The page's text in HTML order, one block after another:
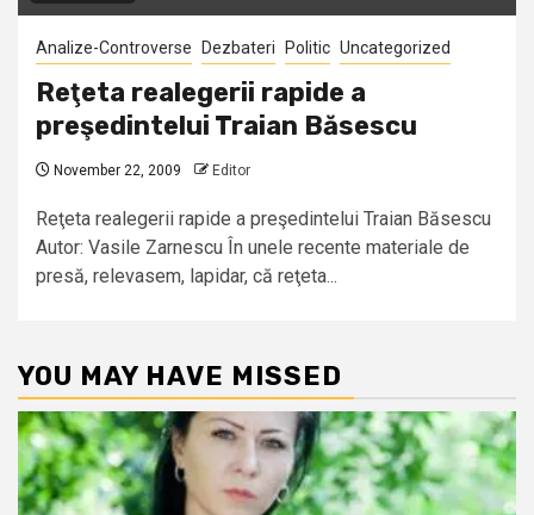
Analize-Controverse Dezbateri Politic Uncategorized
Reţeta realegerii rapide a
preşedintelui Traian Băsescu
November 22, 2009 Editor
Reţeta realegerii rapide a preşedintelui Traian Băsescu
Autor: Vasile Zarnescu În unele recente materiale de
presă, relevasem, lapidar, că reţeta...
YOU MAY HAVE MISSED